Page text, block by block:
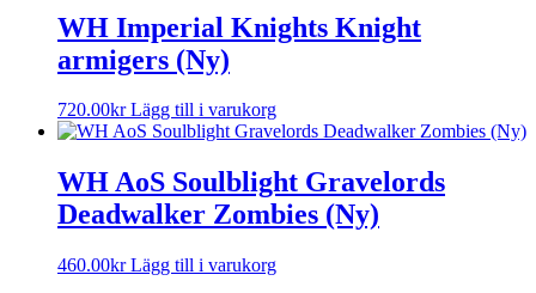
WH Imperial Knights Knight
armigers (Ny)
720.00kr Lägg till i varukorg
WH AoS Soulblight Gravelords
Deadwalker Zombies (Ny)
460.00kr Lägg till i varukorg